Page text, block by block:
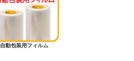
自動包装用フィルム